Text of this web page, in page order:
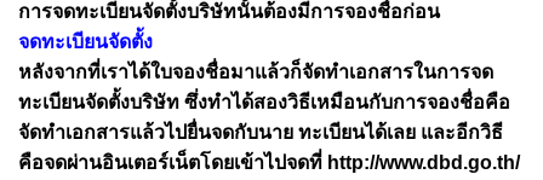
การจดทะเบียนจัดตั้งบริษัทนั้นต้องมีการจองชื่อก่อน
จดทะเบียนจัดตั้ง
หลังจากที่เราได้ใบจองชื่อมาแล้วก็จัดทำเอกสารในการจด
ทะเบียนจัดตั้งบริษัท ซึ่งทำได้สองวิธีเหมือนกับการจองชื่อคือ
จัดทำเอกสารแล้วไปยื่นจดกับนาย ทะเบียนได้เลย และอีกวิธี
คือจดผ่านอินเตอร์เน็ตโดยเข้าไปจดที่ http://www.dbd.go.th/